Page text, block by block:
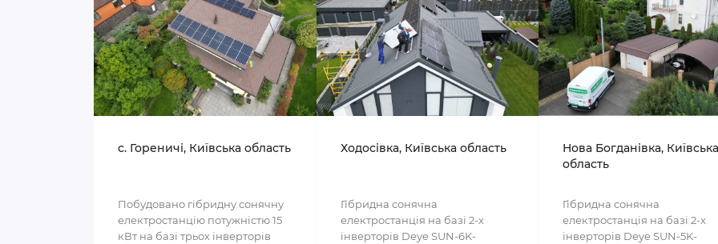
c. Гореничі, Київська область
Побудовано гібридну сонячну
електростанцію потужністю 15
кВт на базі трьох інверторів
Ходосівка, Київська область
Гібридна сонячна
електростанція на базі 2-х
інверторів Deye SUN-6K-
Нова Богданівка, Київська
область
Гібридна сонячна
електростанція на базі 2-х
інверторів Deye SUN-5K-